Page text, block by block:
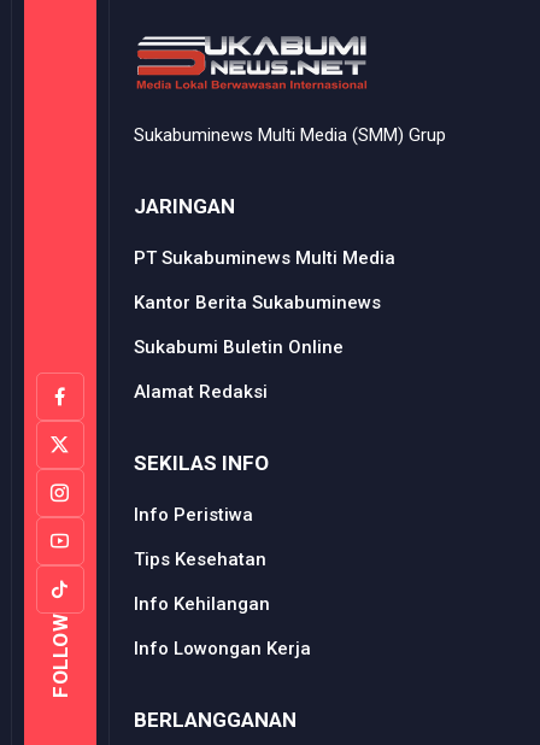
FOLLOW
Sukabuminews Multi Media (SMM) Grup
JARINGAN
PT Sukabuminews Multi Media
Kantor Berita Sukabuminews
Sukabumi Buletin Online
Alamat Redaksi
SEKILAS INFO
Info Peristiwa
Tips Kesehatan
Info Kehilangan
Info Lowongan Kerja
BERLANGGANAN